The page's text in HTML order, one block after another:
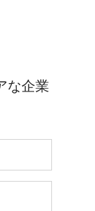
な企業